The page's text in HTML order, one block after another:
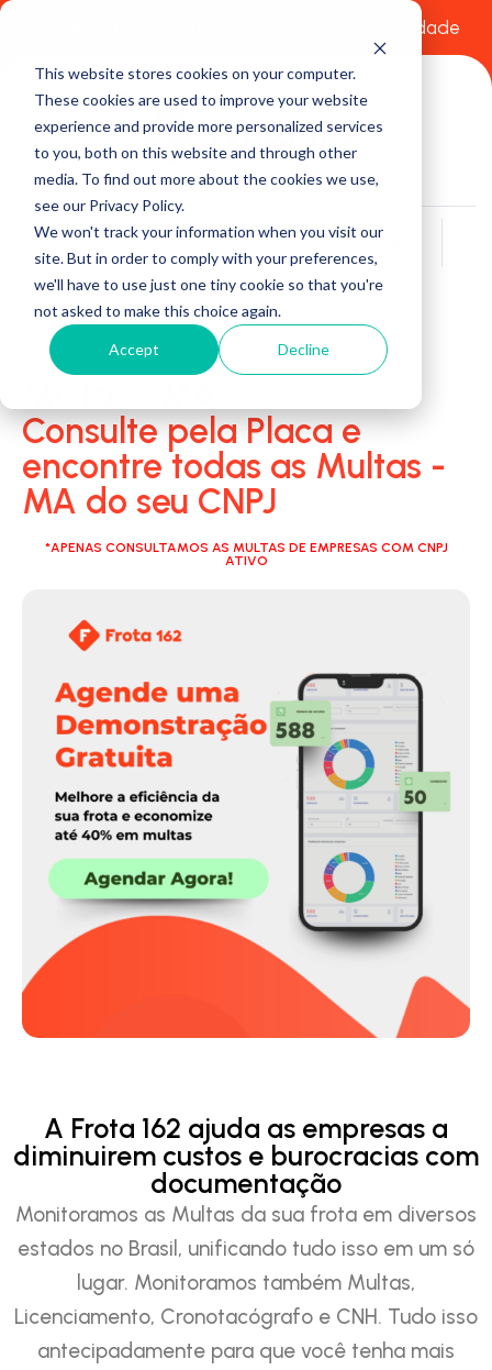
This website stores cookies on your computer.
These cookies are used to improve your website
experience and provide more personalized services
to you, both on this website and through other
media. To find out more about the cookies we use,
see our Privacy Policy.
We won't track your information when you visit our
site. But in order to comply with your preferences,
we'll have to use just one tiny cookie so that you're
not asked to make this choice again.
Accept Decline
Política de Privacidade
Buscar
Consulte pela Placa e
encontre todas as Multas -
MA do seu CNPJ
*APENAS CONSULTAMOS AS MULTAS DE EMPRESAS COM CNPJ
ATIVO
A Frota 162 ajuda as empresas a
diminuirem custos e burocracias com
documentação
Monitoramos as Multas da sua frota em diversos
estados no Brasil, unificando tudo isso em um só
lugar. Monitoramos também Multas,
Licenciamento, Cronotacógrafo e CNH. Tudo isso
antecipadamente para que você tenha mais